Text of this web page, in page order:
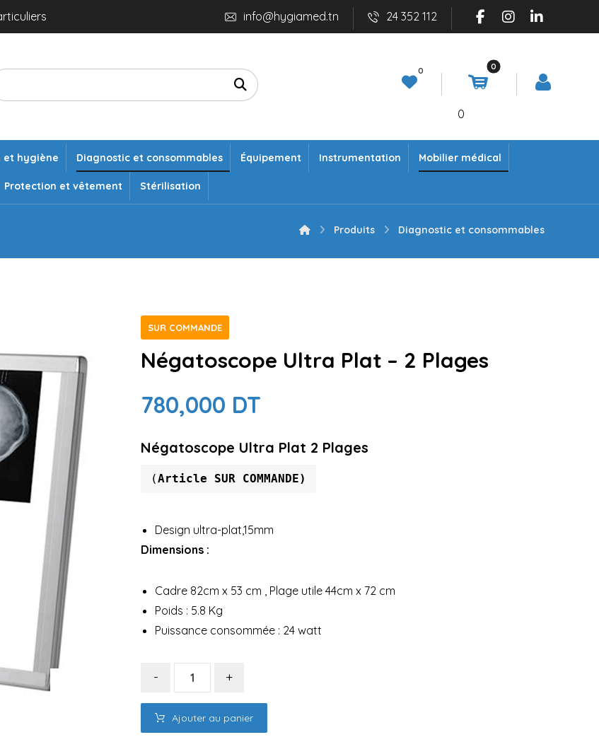
24 352 112
info@hygiamed.tn
0
et hygiène Diagnostic et consommables Équipement Instrumentation Mobilier médical
Protection et vêtement Stérilisation
Produits Diagnostic et consommables
SUR COMMANDE
Négatoscope Ultra Plat – 2 Plages
780,000 DT
Négatoscope Ultra Plat 2 Plages
(Article SUR COMMANDE)
Design ultra-plat,15mm
Dimensions :
Cadre 82cm x 53 cm , Plage utile 44cm x 72 cm
Poids : 5.8 Kg
Puissance consommée : 24 watt
- +
Ajouter au panier